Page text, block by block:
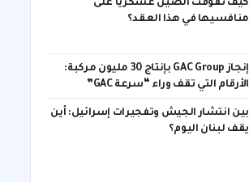
كيف تفوقت الصين عسكرياً على
منافسيها في هذا العقد؟
إنجاز GAC Group بإنتاج 30 مليون مركبة:
الأرقام التي تقف وراء “سرعة GAC”
بين انتشار الجيش وتفجيرات إسرائيل: أين
يقف لبنان اليوم؟